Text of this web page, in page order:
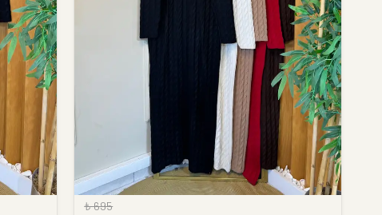
₺ 695